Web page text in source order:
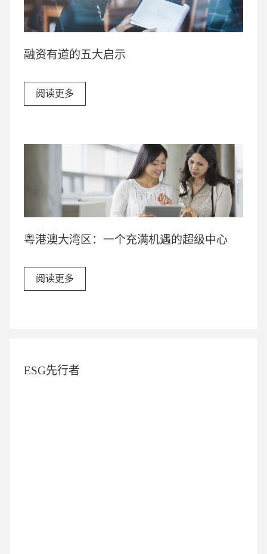
融资有道的五大启示
阅读更多
粤港澳大湾区：一个充满机遇的超级中心
阅读更多
ESG先行者